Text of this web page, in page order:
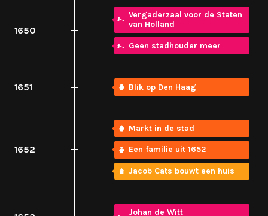
1650
Vergaderzaal voor de Staten
van Holland
Geen stadhouder meer
1651 Blik op Den Haag
1652
Markt in de stad
Een familie uit 1652
Jacob Cats bouwt een huis
Johan de Witt